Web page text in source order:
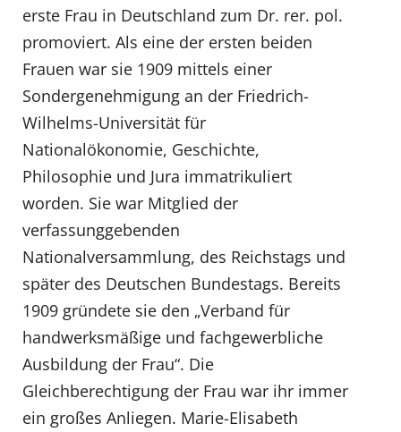
erste Frau in Deutschland zum Dr. rer. pol.
promoviert. Als eine der ersten beiden
Frauen war sie 1909 mittels einer
Sondergenehmigung an der Friedrich-
Wilhelms-Universität für
Nationalökonomie, Geschichte,
Philosophie und Jura immatrikuliert
worden. Sie war Mitglied der
verfassunggebenden
Nationalversammlung, des Reichstags und
später des Deutschen Bundestags. Bereits
1909 gründete sie den „Verband für
handwerksmäßige und fachgewerbliche
Ausbildung der Frau“. Die
Gleichberechtigung der Frau war ihr immer
ein großes Anliegen. Marie-Elisabeth